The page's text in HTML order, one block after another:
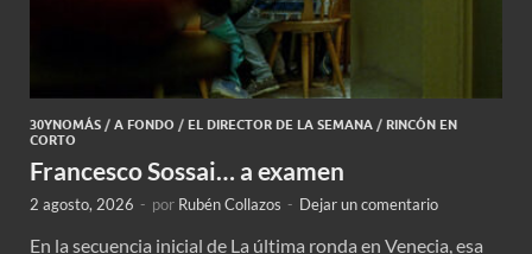
30YNOMÁS / A FONDO / EL DIRECTOR DE LA SEMANA / RINCÓN EN
CORTO
Francesco Sossai… a examen
2 agosto, 2026 - por Rubén Collazos - Dejar un comentario
En la secuencia inicial de La última ronda en Venecia, esa